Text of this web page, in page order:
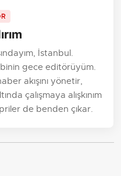
İstanbul.
gece editörüyüm.
akışını yönetir,
çalışmaya alışkınım
de benden çıkar.